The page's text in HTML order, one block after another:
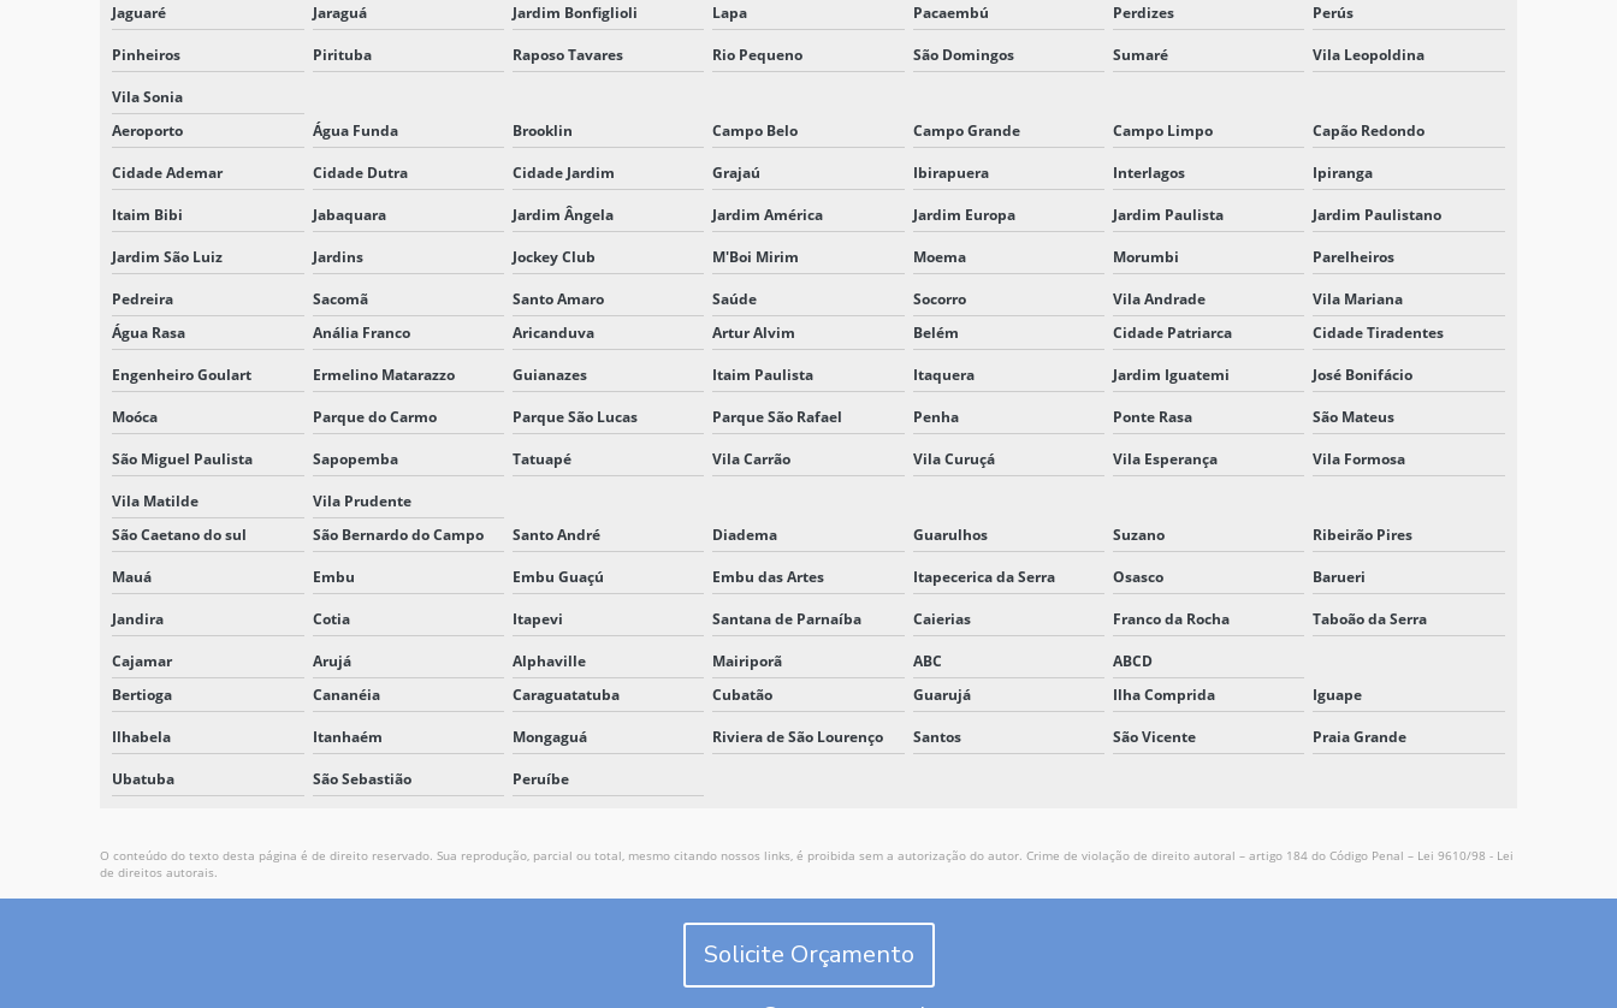
CONTRATAR SISTEMA BESS
EMPRESA ESPECIALIZADA EM
EMPRESA DE SISTEMA BESS
FORNECEDOR DE BATERIA
ESTACIONARIA
FORNECEDOR DE SISTEMA BESS
INVERSOR 125VCC
INVERSOR 125VCC PARA 220VCA
NOBREAK INDUSTRIAL
NOBREAK INDUSTRIAL PREÇO
NOBREAK INDUSTRIAL TRIFÁSICO
NOBREAK PARA MAQUINAS INDUSTRIAIS
NOBREAK MODULAR
NOBREAK MODULAR TRIFÁSICO
NOBREAK PROFISSIONAL
NOBREAK TRIFÁSICO
Jaguaré Jaraguá Jardim Bonfiglioli Lapa Pacaembú Perdizes Perús
Pinheiros Pirituba Raposo Tavares Rio Pequeno São Domingos Sumaré Vila Leopoldina
Vila Sonia
Aeroporto
Água Funda Brooklin Campo Belo Campo Grande Campo Limpo Capão Redondo
Cidade Ademar Cidade Dutra Cidade Jardim Grajaú Ibirapuera Interlagos Ipiranga
Itaim Bibi Jabaquara Jardim Ângela Jardim América Jardim Europa Jardim Paulista Jardim Paulistano
Jardim São Luiz Jardins Jockey Club M'Boi Mirim Moema Morumbi Parelheiros
Pedreira Sacomã Santo Amaro Saúde Socorro Vila Andrade
Vila Mariana
Água Rasa
Anália Franco Aricanduva Artur Alvim Belém Cidade Patriarca Cidade Tiradentes
Engenheiro Goulart Ermelino Matarazzo Guianazes Itaim Paulista Itaquera Jardim Iguatemi José Bonifácio
Moóca Parque do Carmo Parque São Lucas Parque São Rafael Penha Ponte Rasa São Mateus
São Miguel Paulista Sapopemba Tatuapé Vila Carrão Vila Curuçá Vila Esperança Vila Formosa
Vila Matilde
Vila Prudente
São Caetano do sul
São Bernardo do Campo Santo André Diadema Guarulhos Suzano Ribeirão Pires
Mauá Embu Embu Guaçú Embu das Artes Itapecerica da Serra Osasco Barueri
Jandira Cotia Itapevi Santana de Parnaíba Caierias Franco da Rocha Taboão da Serra
Cajamar Arujá Alphaville Mairiporã ABC
ABCD
Bertioga
Cananéia Caraguatatuba Cubatão Guarujá Ilha Comprida Iguape
Ilhabela Itanhaém Mongaguá Riviera de São Lourenço Santos São Vicente Praia Grande
Ubatuba São Sebastião Peruíbe
O conteúdo do texto desta página é de direito reservado. Sua reprodução, parcial ou total, mesmo citando nossos links, é proibida sem a autorização do autor. Crime de violação de direito autoral – artigo 184 do Código Penal – Lei 9610/98 - Lei
de direitos autorais
Solicite Orçamento